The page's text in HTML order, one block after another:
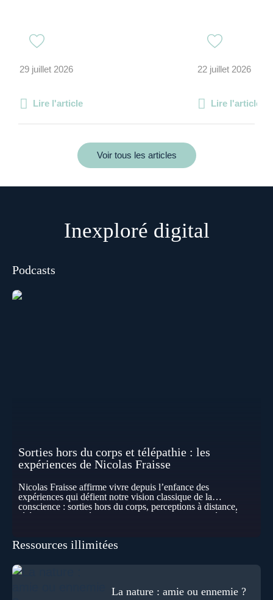
29 juillet 2026
Lire l'article
22 juillet 2026
Lire l'article
Voir tous les articles
Inexploré digital
Podcasts
Sorties hors du corps et télépathie : les
expériences de Nicolas Fraisse
Nicolas Fraisse affirme vivre depuis l’enfance des
expériences qui défient notre vision classique de la
conscience : sorties hors du corps, perceptions à distance,
télépathie spontanée… Comment accueillir ces phénomènes
les pensées d’autrui ? Que deviennent l’espace, le temps… et
disparaître ? Au fil de cet échange, Nicolas raconte ses
expériences les plus troublantes : visions vérifiées,
durant ses sorties, protocoles scientifiques… et toujours, cette
Ressources illimitées
La nature : amie ou ennemie ?